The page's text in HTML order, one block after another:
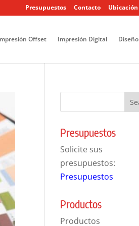
Presupuestos Contacto Ubicación
Offset Impresión Digital Diseño
Presupuestos
Solicite sus
presupuestos:
Presupuestos
Productos
Productos